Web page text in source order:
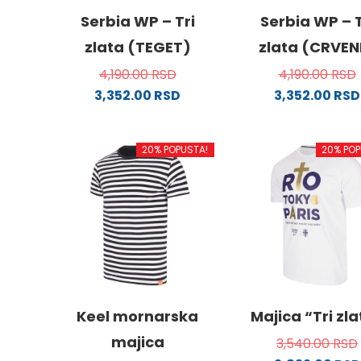
Serbia WP – Tri
zlata (TEGET)
4,190.00RSD
3,352.00 RSD
ima
više
varijanti.
Opcije
mogu
biti
izabrane
na
stranici
Serbia WP –
zlata
4,190.00RSD
3,352.00 RSD
ima
više
varijanti.
Opcije
mogu
stranici
20% POPUSTA!
Keel mornarska
majica
20%
Majica “Tri
3,540.00RSD